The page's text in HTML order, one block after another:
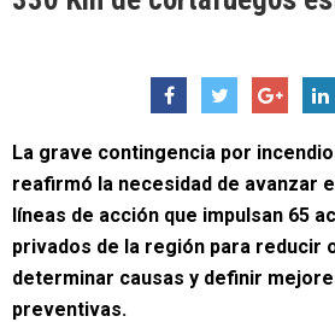
La grave contingencia por
reafirmó la necesidad de avanzar
líneas de acción que impulsan 65
privados de la región para reducir
determinar causas y definir
preventivas.